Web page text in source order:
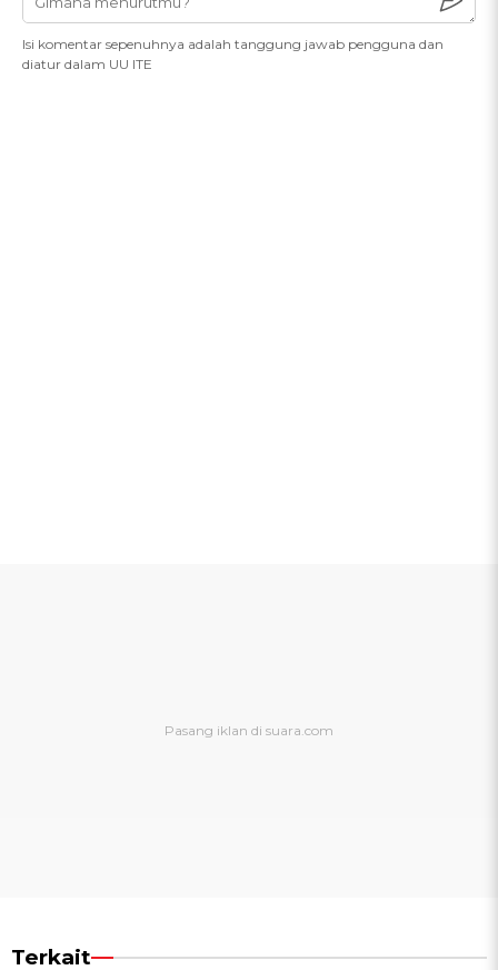
Isi komentar sepenuhnya adalah tanggung jawab pengguna dan
diatur dalam UU ITE
Terkait